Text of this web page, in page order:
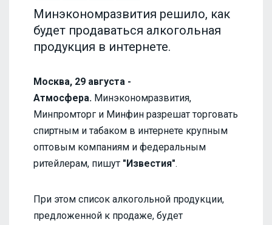
Минэкономразвития решило, как
будет продаваться алкогольная
продукция в интернете.
Москва, 29 августа -
Атмосфера. Минэкономразвития,
Минпромторг и Минфин разрешат торговать
спиртным и табаком в интернете крупным
оптовым компаниям и федеральным
ритейлерам, пишут "Известия".
При этом список алкогольной продукции,
предложенной к продаже, будет